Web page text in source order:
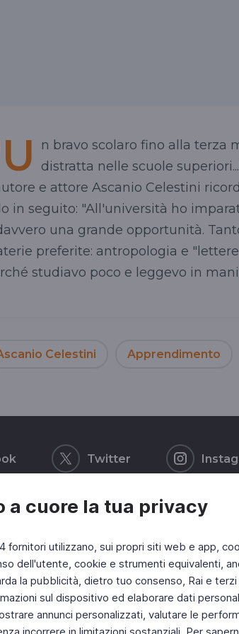
a cuore la tua privacy
fornitori utilizzano, sui propri siti web e app,
dell'utente, cookie e strumenti equivalenti,
la pubblicità, dietro tuo consenso, Rai e
sul dispositivo ed elaborare dati
annunci personalizzati, valutare le
n bravo scolaro fino alla terza
distratta nelle scuole
e attore Ascanio Celestini
in seguito: "All'università ho
una grande opportunità.
preferite: antropologia e
studiavo poco e leggevo in
Celestini Apprendimento
Twitter